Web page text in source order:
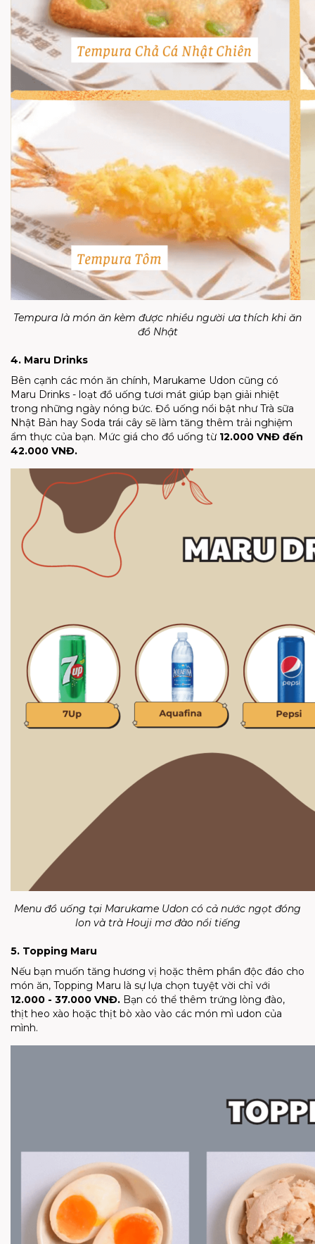
Tempura là món ăn kèm được nhiều người ưa thích khi ăn
đồ Nhật
4. Maru Drinks
Bên cạnh các món ăn chính, Marukame Udon cũng có
Maru Drinks - loạt đồ uống tươi mát giúp bạn giải nhiệt
trong những ngày nóng bức. Đồ uống nổi bật như Trà sữa
Nhật Bản hay Soda trái cây sẽ làm tăng thêm trải nghiệm
ẩm thực của bạn. Mức giá cho đồ uống từ 12.000 VNĐ đến
42.000 VNĐ.
Menu đồ uống tại Marukame Udon có cả nước ngọt đóng
lon và trà Houji mơ đào nổi tiếng
5. Topping Maru
Nếu bạn muốn tăng hương vị hoặc thêm phần độc đáo cho
món ăn, Topping Maru là sự lựa chọn tuyệt vời chỉ với
12.000 - 37.000 VNĐ. Bạn có thể thêm trứng lòng đào,
thịt heo xào hoặc thịt bò xào vào các món mì udon của
mình.